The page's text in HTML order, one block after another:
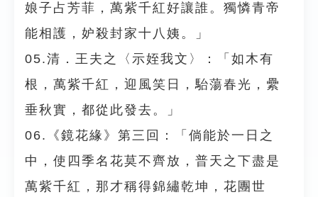
娘子占芳菲，萬紫千紅好讓誰。獨憐青帝
能相護，妒殺封家十八姨。」
05.清．王夫之〈示姪我文〉：「如木有
根，萬紫千紅，迎風笑日，駘蕩春光，纍
垂秋實，都從此發去。」
06.《鏡花緣》第三回：「倘能於一日之
中，使四季名花莫不齊放，普天之下盡是
萬紫千紅，那才稱得錦繡乾坤，花團世